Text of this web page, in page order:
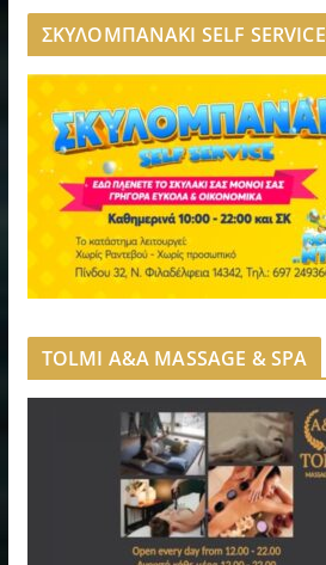
ΣΚΥΛΟΜΠΑΝΑΚΙ SELF SERVICE
TOLMI A&A MASSAGE & SPA